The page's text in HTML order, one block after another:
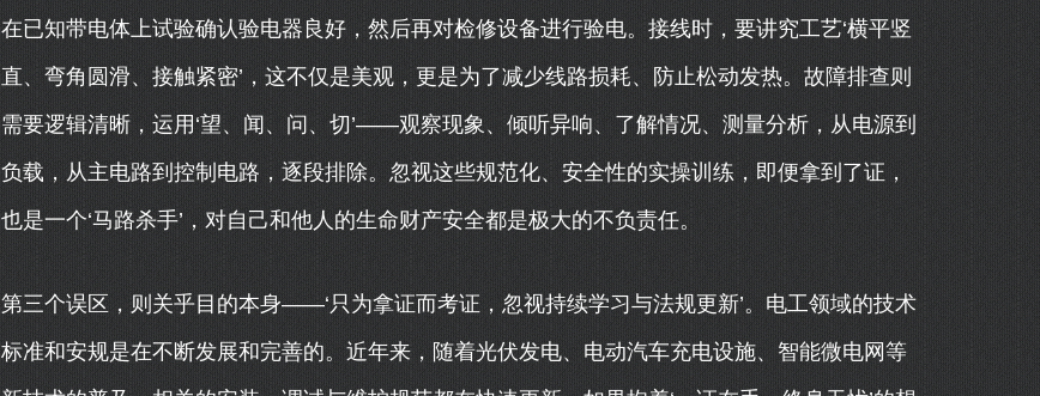
在已知带电体上试验确认验电器良好，然后再对检修设备进行验电。接线时，要讲究工艺‘横平竖
直、弯角圆滑、接触紧密’，这不仅是美观，更是为了减少线路损耗、防止松动发热。故障排查则
需要逻辑清晰，运用‘望、闻、问、切’——观察现象、倾听异响、了解情况、测量分析，从电源到
负载，从主电路到控制电路，逐段排除。忽视这些规范化、安全性的实操训练，即便拿到了证，
也是一个‘马路杀手’，对自己和他人的生命财产安全都是极大的不负责任。
第三个误区，则关乎目的本身——‘只为拿证而考证，忽视持续学习与法规更新’。电工领域的技术
标准和安规是在不断发展和完善的。近年来，随着光伏发电、电动汽车充电设施、智能微电网等